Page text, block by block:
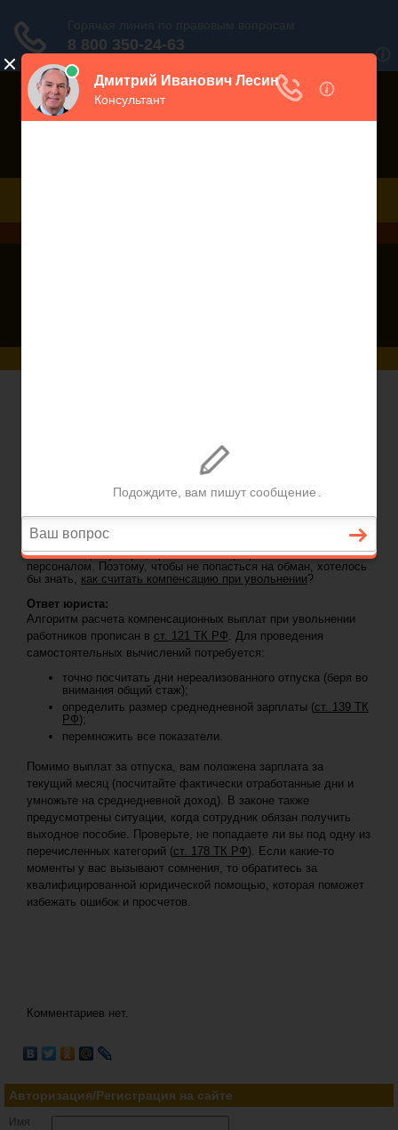
Консультация юриста: Как
самостоятельно рассчитать
компенсацию
Вопрос юристу:Через пять дней у меня заканчивается
двухнедельный обязательный срок, который отрабатывают
сотрудники при увольнении. У руководства предприятия
негативная репутация, проявляемая при расчетах с бывшим
персоналом. Поэтому, чтобы не попасться на обман, хотелось
бы знать, как считать компенсацию при увольнении?
Ответ юриста:
Алгоритм расчета компенсационных выплат при увольнении
работников прописан в ст. 121 ТК РФ. Для проведения
самостоятельных вычислений потребуется:
точно посчитать дни нереализованного отпуска (беря во
внимания общий стаж);
определить размер среднедневной зарплаты (ст. 139 ТК
РФ);
перемножить все показатели.
Помимо выплат за отпуска, вам положена зарплата за
текущий месяц (посчитайте фактически отработанные дни и
умножьте на среднедневной доход). В законе также
предусмотрены ситуации, когда сотрудник обязан получить
выходное пособие. Проверьте, не попадаете ли вы под одну из
перечисленных категорий (ст. 178 ТК РФ). Если какие-то
моменты у вас вызывают сомнения, то обратитесь за
квалифицированной юридической помощью, которая поможет
избежать ошибок и просчетов.
Комментариев нет.
Авторизация/Регистрация на сайте
Имя